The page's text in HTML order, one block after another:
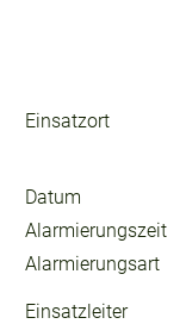
Einsatzort
Datum
Alarmierungszeit
Alarmierungsart
Einsatzleiter